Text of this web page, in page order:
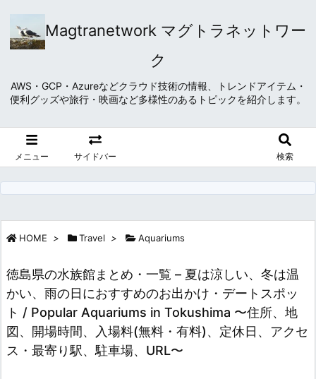
Magtranetwork マグトラネットワー
ク
AWS・GCP・Azureなどクラウド技術の情報、トレンドアイテム・
便利グッズや旅行・映画など多様性のあるトピックを紹介します。
メニュー サイドバー 検索
HOME > Travel > Aquariums
徳島県の水族館まとめ・一覧 – 夏は涼しい、冬は温
かい、雨の日におすすめのお出かけ・デートスポッ
ト / Popular Aquariums in Tokushima 〜住所、地
図、開場時間、入場料(無料・有料)、定休日、アクセ
ス・最寄り駅、駐車場、URL〜